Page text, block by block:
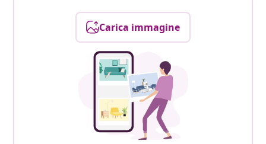
Carica immagine